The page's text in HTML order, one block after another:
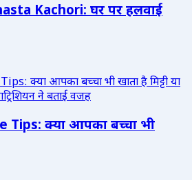
Kachori: घर पर हलवाई
Tips: क्या आपका बच्चा भी